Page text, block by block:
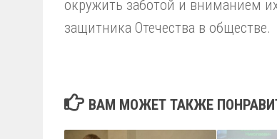
окружить заботой и вниманием
защитника Отечества в обществе.
ВАМ МОЖЕТ ТАКЖЕ